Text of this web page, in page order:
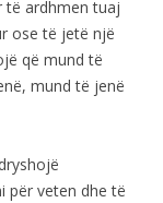
të ardhmen tuaj
ose të jetë një
që mund të
mund të jenë
për veten dhe të